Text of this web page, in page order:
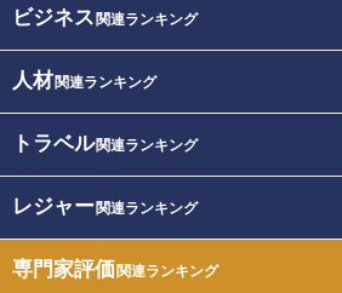
ビジネス 関連ランキング
人材関連ランキング
トラベル関連ランキング
レジャー関連ランキング
専門家評価関連ランキング